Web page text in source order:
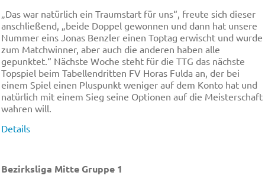
„Das war natürlich ein Traumstart für uns“, freute sich dieser
anschließend, „beide Doppel gewonnen und dann hat unsere
Nummer eins Jonas Benzler einen Toptag erwischt und wurde
zum Matchwinner, aber auch die anderen haben alle
gepunktet.“ Nächste Woche steht für die TTG das nächste
Topspiel beim Tabellendritten FV Horas Fulda an, der bei
einem Spiel einen Pluspunkt weniger auf dem Konto hat und
natürlich mit einem Sieg seine Optionen auf die Meisterschaft
wahren will.
Details
Bezirksliga Mitte Gruppe 1